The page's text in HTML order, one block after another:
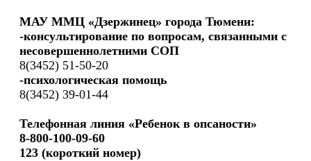
МАУ ММЦ «Дзержинец» города Тюмени:
-консультирование по вопросам, связанными с
несовершеннолетними СОП
8(3452) 51-50-20
-психологическая помощь
8(3452) 39-01-44
Телефонная линия «Ребенок в опсаности»
8-800-100-09-60
123 (короткий номер)